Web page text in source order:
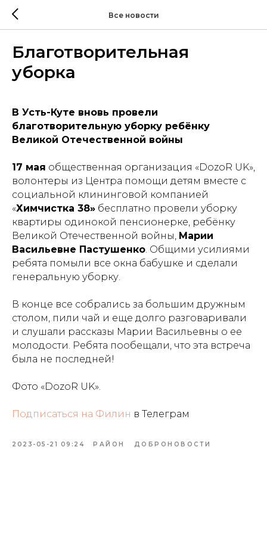
Все новости
Благотворительная
уборка
В Усть-Куте вновь провели
благотворительную уборку ребёнку
Великой Отечественной войны
17 мая общественная организация «DozoR UK»,
волонтеры из Центра помощи детям вместе с
социальной клининговой компанией
«Химчистка 38» бесплатно провели уборку
квартиры одинокой пенсионерке, ребёнку
Великой Отечественной войны, Марии
Васильевне Пастушенко. Общими усилиями
ребята помыли все окна бабушке и сделали
генеральную уборку.
В конце все собрались за большим дружным
столом, пили чай и еще долго разговаривали
и слушали рассказы Марии Васильевны о ее
молодости. Ребята пообещали, что эта встреча
была не последней!
Фото «DozoR UK».
Подписаться на Филин в Телеграм
2023-05-21 09:24 РАЙОН ДОБРОНОВОСТИ